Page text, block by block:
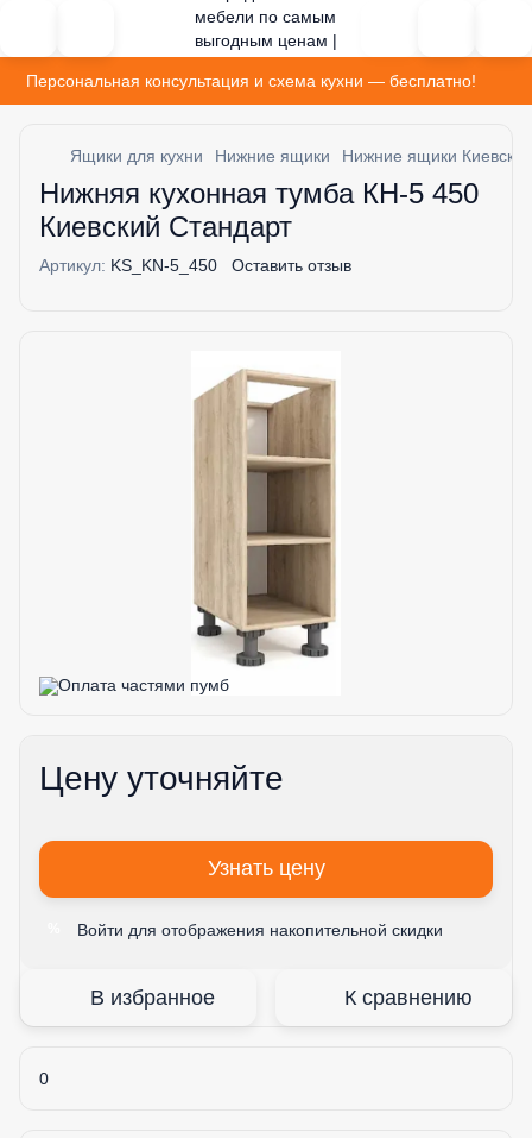
Персональная консультация и схема кухни — бесплатно!
Ящики для кухни Нижние ящики Нижние ящики
Нижняя кухонная тумба КН-5 450
Киевский Стандарт
Артикул: KS_KN-5_450 Оставить отзыв
Цену уточняйте
Узнать цену
Войти для отображения накопительной скидки
В избранное К сравнению
0